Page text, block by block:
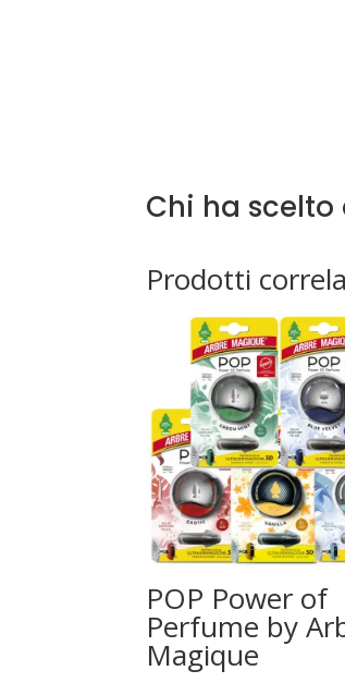
Chi ha
Prodotti
POP Power of
Perfume by
Magique